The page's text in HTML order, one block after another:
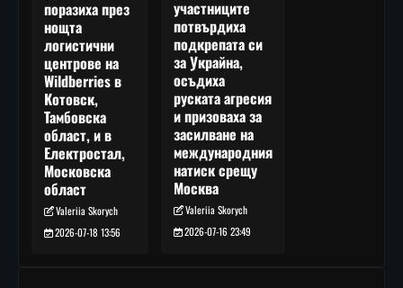
поразиха през
нощта
логистични
центрове на
Wildberries в
Котовск,
Тамбовска
област, и в
Електростал,
Московска
област
Valeriia Skorych
2026-07-18 13:56
участниците
потвърдиха
подкрепата си
за Украйна,
осъдиха
руската агресия
и призоваха за
засилване на
международния
натиск срещу
Москва
Valeriia Skorych
2026-07-16 23:49